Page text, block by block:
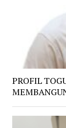
PROFIL